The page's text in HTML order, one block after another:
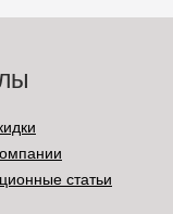
статьи